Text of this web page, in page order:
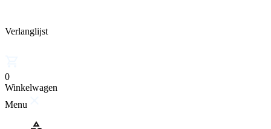
Verlanglijst
0
Winkelwagen
Menu